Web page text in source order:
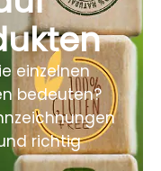
EINE
Entdecken Sie
für intensive